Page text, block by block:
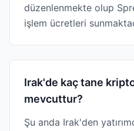
düzenlenmekte olup
işlem ücretleri
Irak'de kaç tane
mevcuttur?
Şu anda Irak'den